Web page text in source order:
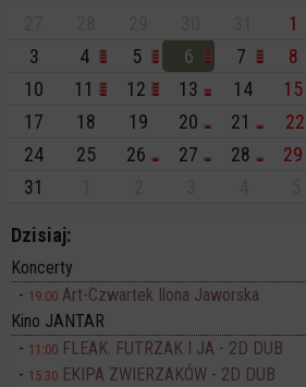
1
3
4 5 6 7 8
10
11 12 13 14 15
17
18 19 20 21 22
24
25 26 27 28 29
31
Dzisiaj:
Koncerty
19:00 Art-Czwartek Ilona Jaworska
Kino JANTAR
11:00 FLEAK. FUTRZAK I JA - 2D DUB
15:30 EKIPA ZWIERZAKÓW - 2D DUB